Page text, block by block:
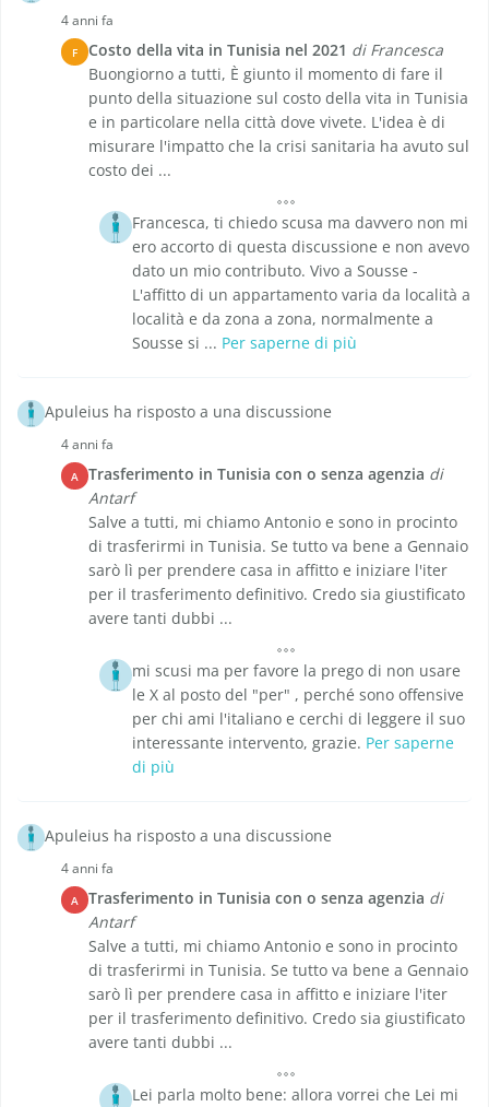
4 anni fa
F Costo della vita in Tunisia nel 2021 di Francesca
Buongiorno a tutti, È giunto il momento di fare il
punto della situazione sul costo della vita in Tunisia
e in particolare nella città dove vivete. L'idea è di
misurare l'impatto che la crisi sanitaria ha avuto sul
costo dei ...
Francesca, ti chiedo scusa ma davvero non mi
ero accorto di questa discussione e non avevo
dato un mio contributo. Vivo a Sousse -
L'affitto di un appartamento varia da località a
località e da zona a zona, normalmente a
Sousse si ... Per saperne di più
Apuleius ha risposto a una discussione
4 anni fa
A Trasferimento in Tunisia con o senza agenzia di
Antarf
Salve a tutti, mi chiamo Antonio e sono in procinto
di trasferirmi in Tunisia. Se tutto va bene a Gennaio
sarò lì per prendere casa in affitto e iniziare l'iter
per il trasferimento definitivo. Credo sia giustificato
avere tanti dubbi ...
mi scusi ma per favore la prego di non usare
le X al posto del "per" , perché sono offensive
per chi ami l'italiano e cerchi di leggere il suo
interessante intervento, grazie. Per saperne
di più
Apuleius ha risposto a una discussione
4 anni fa
A Trasferimento in Tunisia con o senza agenzia di
Antarf
Salve a tutti, mi chiamo Antonio e sono in procinto
di trasferirmi in Tunisia. Se tutto va bene a Gennaio
sarò lì per prendere casa in affitto e iniziare l'iter
per il trasferimento definitivo. Credo sia giustificato
avere tanti dubbi ...
Lei parla molto bene: allora vorrei che Lei mi